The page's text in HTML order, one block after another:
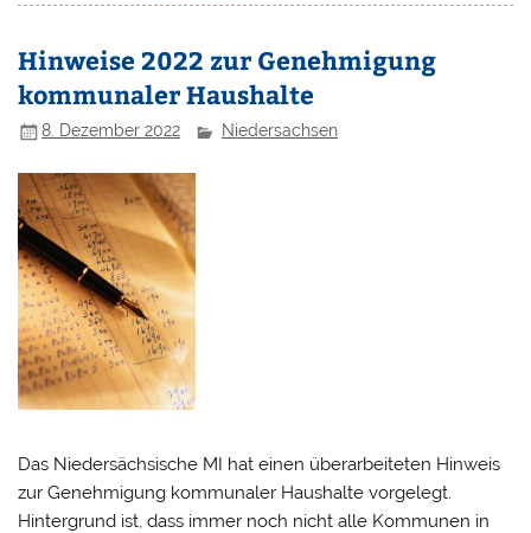
Hinweise 2022 zur Genehmigung
kommunaler Haushalte
8. Dezember 2022 Niedersachsen
Das Niedersächsische MI hat einen überarbeiteten Hinweis
zur Genehmigung kommunaler Haushalte vorgelegt.
Hintergrund ist, dass immer noch nicht alle Kommunen in